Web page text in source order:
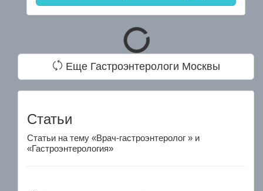
Еще Гастроэнтерологи Москвы
Статьи
Статьи на тему «Врач-гастроэнтеролог » и
«Гастроэнтерология»